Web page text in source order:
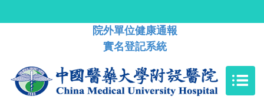
院外單位健康通報
實名登記系統